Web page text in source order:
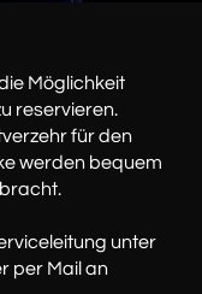
Möglichkeit
reservieren.
für den
werden bequem
unter
per Mail an